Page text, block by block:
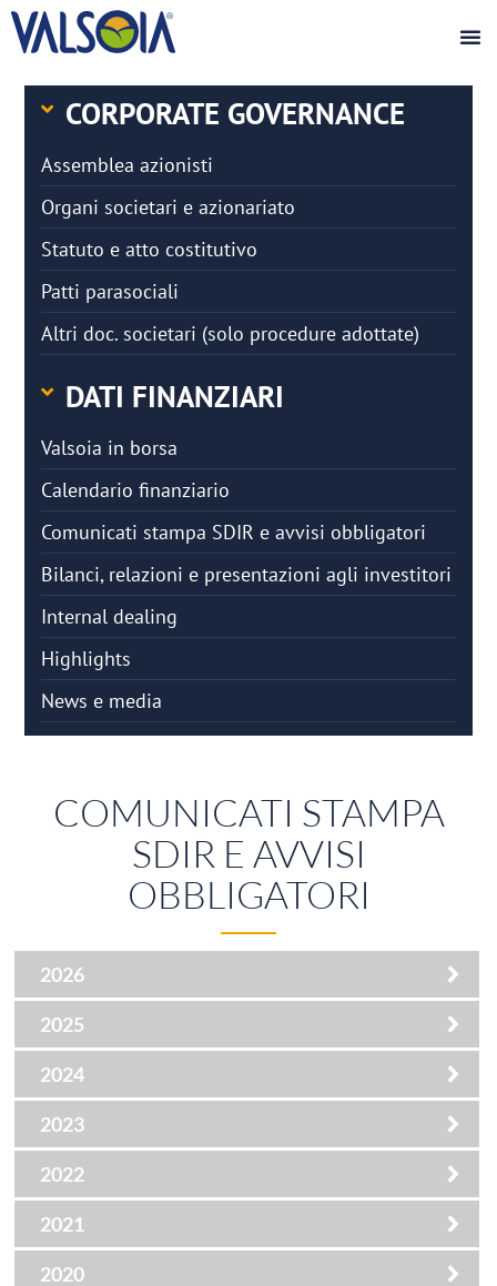
CORPORATE GOVERNANCE
Assemblea azionisti
Organi societari e azionariato
Statuto e atto costitutivo
Patti parasociali
Altri doc. societari (solo procedure adottate)
DATI FINANZIARI
Valsoia in borsa
Calendario finanziario
Comunicati stampa SDIR e avvisi obbligatori
Bilanci, relazioni e presentazioni agli investitori
Internal dealing
Highlights
News e media
COMUNICATI STAMPA
SDIR E AVVISI
OBBLIGATORI
2026
2025
2024
2023
2022
2021
2020